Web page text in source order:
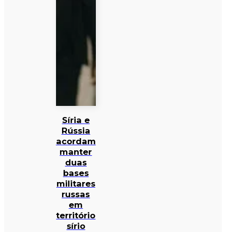
Síria e
Rússia
acordam
manter
duas
bases
militares
russas
em
território
sírio